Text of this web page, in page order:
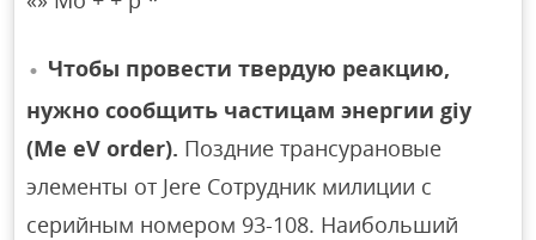
Чтобы провести твердую реакцию,
нужно сообщить частицам энергии giy
(Me eV order). Поздние трансурановые
элементы от Jere Сотрудник милиции с
серийным номером 93-108. Наибольший